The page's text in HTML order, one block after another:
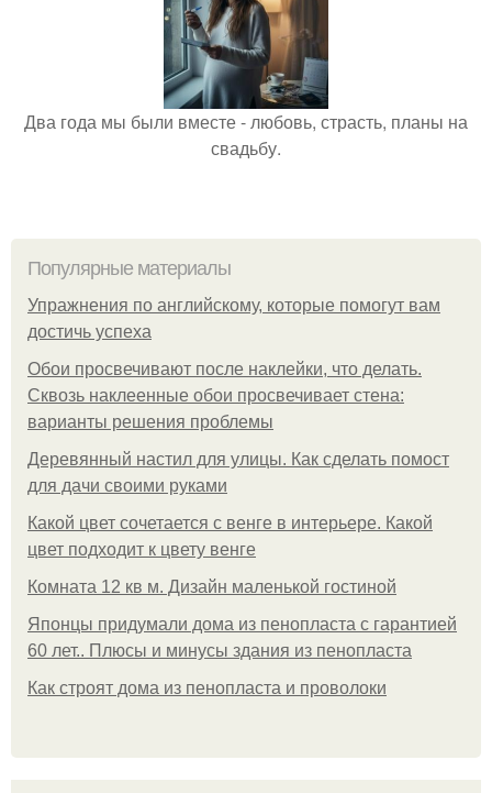
Два года мы были вместе - любовь, страсть, планы на
свадьбу.
Популярные материалы
Упражнения по английскому, которые помогут вам
достичь успеха
Обои просвечивают после наклейки, что делать.
Сквозь наклеенные обои просвечивает стена:
варианты решения проблемы
Деревянный настил для улицы. Как сделать помост
для дачи своими руками
Какой цвет сочетается с венге в интерьере. Какой
цвет подходит к цвету венге
Комната 12 кв м. Дизайн маленькой гостиной
Японцы придумали дома из пенопласта с гарантией
60 лет.. Плюсы и минусы здания из пенопласта
Как строят дома из пенопласта и проволоки